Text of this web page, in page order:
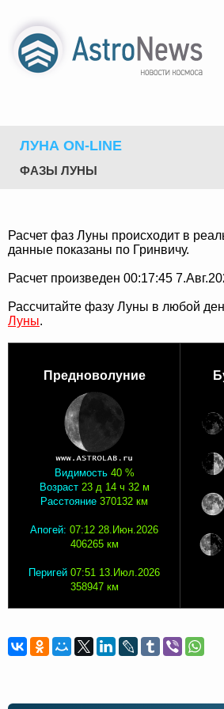
ЛУНА ON-LINE
ФАЗЫ ЛУНЫ
Расчет фаз Луны происходит в
данные показаны по Гринвичу.
Расчет произведен 00:17:45
Рассчитайте фазу Луны в любой
Луны.
Предноволуние
Видимость 40 %
Возраст 23 д 14 ч 32 м
Расстояние 370132 км
Апогей: 07:12 28.Июн.2026
406265 км
Перигей 07:51 13.Июл.2026
358947 км